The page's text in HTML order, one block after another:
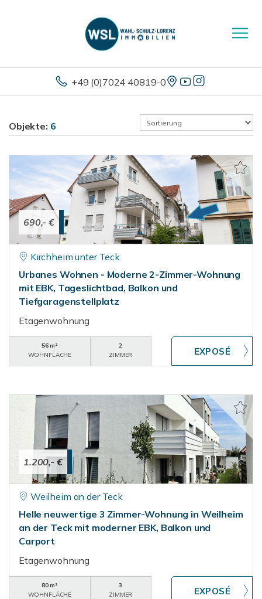
+49 (0)7024 40819-0
Objekte: 6
690,- €
Kirchheim unter Teck
Urbanes Wohnen - Moderne 2-Zimmer-Wohnung
mit EBK, Tageslichtbad, Balkon und
Tiefgaragenstellplatz
Etagenwohnung
56 m²
WOHNFLÄCHE
2
ZIMMER
1.200,- €
Weilheim an der Teck
Helle neuwertige 3 Zimmer-Wohnung in Weilheim
an der Teck mit moderner EBK, Balkon und
Carport
Etagenwohnung
80 m²
WOHNFLÄCHE
3
ZIMMER